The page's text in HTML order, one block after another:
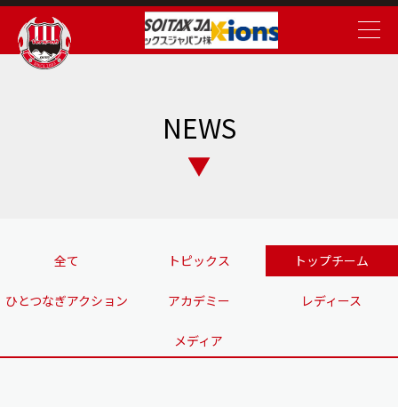
NEWS
全て トピックス トップチーム
ひとつなぎアクション アカデミー レディース
メディア